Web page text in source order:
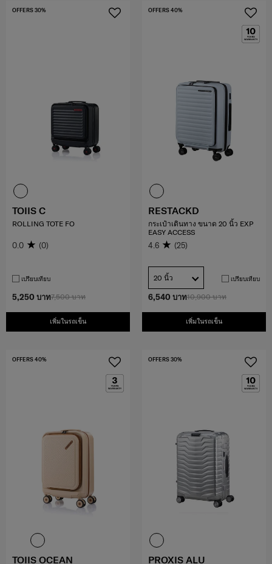
7,500 บาท
5,250 บาท
เพิ่มในรถเข็น
OFFERS 30%
TOIIS C
ROLLING TOTE FO
0.0 (0)
เปรียบเทียบ
10,900 บาท
6,540 บาท
เพิ่มในรถเข็น
OFFERS 40%
RESTACKD
กระเป๋าเดินทาง ขนาด 20 นิ้ว EXP
EASY ACCESS
4.6 (25)
20 นิ้ว เปรียบเทียบ
OFFERS 40%
TOIIS OCEAN
OFFERS 30%
PROXIS ALU